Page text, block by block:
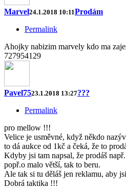
Marvel24.1.2018 10:11Prodám
Permalink
Ahojky nabizim marvely kdo ma
727954129
Pavel7523.1.2018 13:27???
Permalink
pro mellow !!!
Velice je usměvné, když někdo
to dá aukce od 1kč a čeká, že to
Kdyby jsi tam napsal, že prodáš
popř.o malo větší, tak to beru.
Ale tak si tu děláš jen reklamu, aby
Dobrá taktika !!!